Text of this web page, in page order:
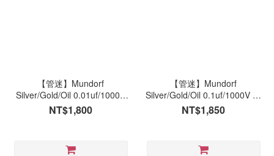
【管迷】Mundorf
Silver/Gold/Oil 0.01uf/1000V
金銀箔油浸電容
NT$1,800
【管迷】Mundorf
Silver/Gold/Oil 0.1uf/1000V 金
銀箔油浸電容
NT$1,850